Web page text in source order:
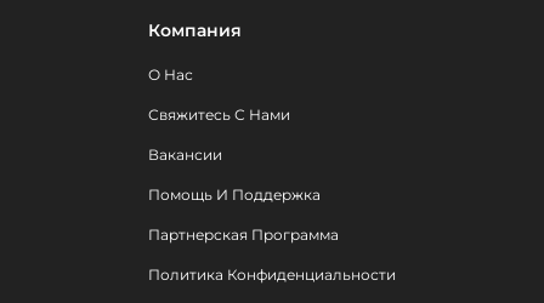
Компания
О Нас
Свяжитесь С Нами
Вакансии
Помощь И Поддержка
Партнерская Программа
Политика Конфиденциальности